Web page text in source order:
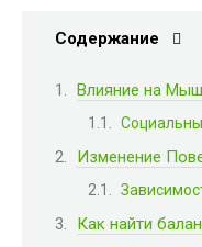
Содержание
Влияние на
Изменение
Как найти